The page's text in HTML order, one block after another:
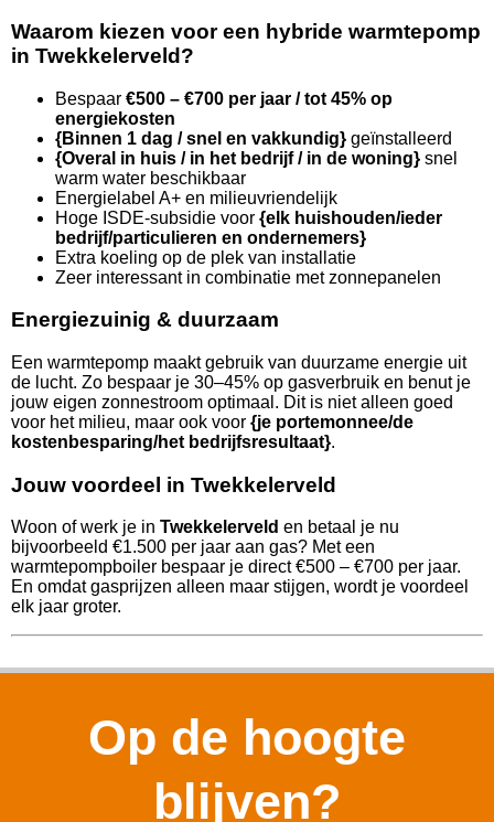
Waarom kiezen voor een hybride warmtepomp
in Twekkelerveld?
Bespaar €500 – €700 per jaar / tot 45% op
energiekosten
{Binnen 1 dag / snel en vakkundig} geïnstalleerd
{Overal in huis / in het bedrijf / in de woning} snel
warm water beschikbaar
Energielabel A+ en milieuvriendelijk
Hoge ISDE-subsidie voor {elk huishouden/ieder
bedrijf/particulieren en ondernemers}
Extra koeling op de plek van installatie
Zeer interessant in combinatie met zonnepanelen
Energiezuinig & duurzaam
Een warmtepomp maakt gebruik van duurzame energie uit
de lucht. Zo bespaar je 30–45% op gasverbruik en benut je
jouw eigen zonnestroom optimaal. Dit is niet alleen goed
voor het milieu, maar ook voor {je portemonnee/de
kostenbesparing/het bedrijfsresultaat}.
Jouw voordeel in Twekkelerveld
Woon of werk je in Twekkelerveld en betaal je nu
bijvoorbeeld €1.500 per jaar aan gas? Met een
warmtepompboiler bespaar je direct €500 – €700 per jaar.
En omdat gasprijzen alleen maar stijgen, wordt je voordeel
elk jaar groter.
Op de hoogte
blijven?